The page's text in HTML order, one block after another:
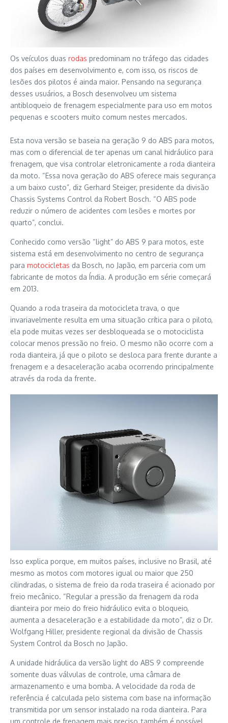
Os veículos duas rodas predominam no tráfego das cidades
dos países em desenvolvimento e, com isso, os riscos de
lesões dos pilotos é ainda maior. Pensando na segurança
desses usuários, a Bosch desenvolveu um sistema
antibloqueio de frenagem especialmente para uso em motos
pequenas e scooters muito comum nestes mercados.
Esta nova versão se baseia na geração 9 do ABS para motos,
mas com o diferencial de ter apenas um canal hidráulico para
frenagem, que visa controlar eletronicamente a roda dianteira
da moto. “Essa nova geração do ABS oferece mais segurança
a um baixo custo”, diz Gerhard Steiger, presidente da divisão
Chassis Systems Control da Robert Bosch. “O ABS pode
reduzir o número de acidentes com lesões e mortes por
quarto”, conclui.
Conhecido como versão “light” do ABS 9 para motos, este
sistema está em desenvolvimento no centro de segurança
para motocicletas da Bosch, no Japão, em parceria com um
fabricante de motos da Índia. A produção em série começará
em 2013.
Quando a roda traseira da motocicleta trava, o que
invariavelmente resulta em uma situação crítica para o piloto,
ela pode muitas vezes ser desbloqueada se o motociclista
colocar menos pressão no freio. O mesmo não ocorre com a
roda dianteira, já que o piloto se desloca para frente durante a
frenagem e a desaceleração acaba ocorrendo principalmente
através da roda da frente.
Isso explica porque, em muitos países, inclusive no Brasil, até
mesmo as motos com motores igual ou maior que 250
cilindradas, o sistema de freio da roda traseira é acionado por
freio mecânico. “Regular a pressão da frenagem da roda
dianteira por meio do freio hidráulico evita o bloqueio,
aumenta a desaceleração e a estabilidade da moto”, diz o Dr.
Wolfgang Hiller, presidente regional da divisão de Chassis
System Control da Bosch no Japão.
A unidade hidráulica da versão light do ABS 9 compreende
somente duas válvulas de controle, uma câmara de
armazenamento e uma bomba. A velocidade da roda de
referência é calculada pelo sistema com base na informação
transmitida por um sensor instalado na roda dianteira. Para
um controle de frenagem mais preciso, também é possível